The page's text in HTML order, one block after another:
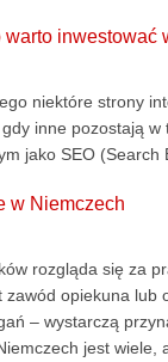
inwestować
niektóre strony
inne pozostają
jako SEO (Search
w Niemczech
rozgląda się za
opiekuna
– wystarczą
jest wiele,